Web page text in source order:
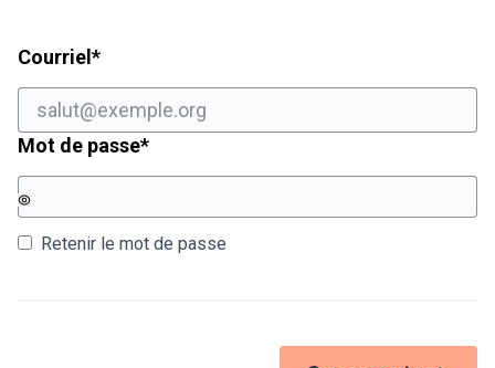
Courriel *Champ obligatoire
Mot de passe*Champ obligatoire
Retenir le mot de passe